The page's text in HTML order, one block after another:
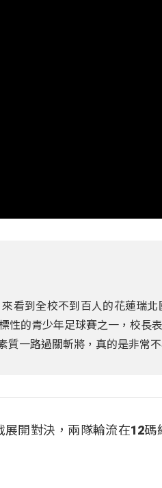
看到全校不到百人的花蓮瑞
性的青少年足球賽之一，校長
質一路過關斬將，真的是非常不
開對決，兩隊輪流在12